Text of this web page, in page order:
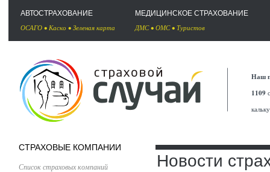
АВТОСТРАХОВАНИЕ
ОСАГО • Каско • Зеленая карта
МЕДИЦИНСКОЕ СТРАХОВАНИЕ
ДМС• ОМС• Туристов
Наш
1109
СТРАХОВЫЕ КОМПАНИИ
Список страховых компаний
Новости